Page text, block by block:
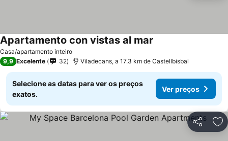
Casa/apartamento inteiro
Apartamento con vistas al mar
9,9 Excelente 32 Viladecans, a 17.3 km de Castellbisbal
Selecione as datas para ver os preços
exatos.
Ver preços
Partilhar